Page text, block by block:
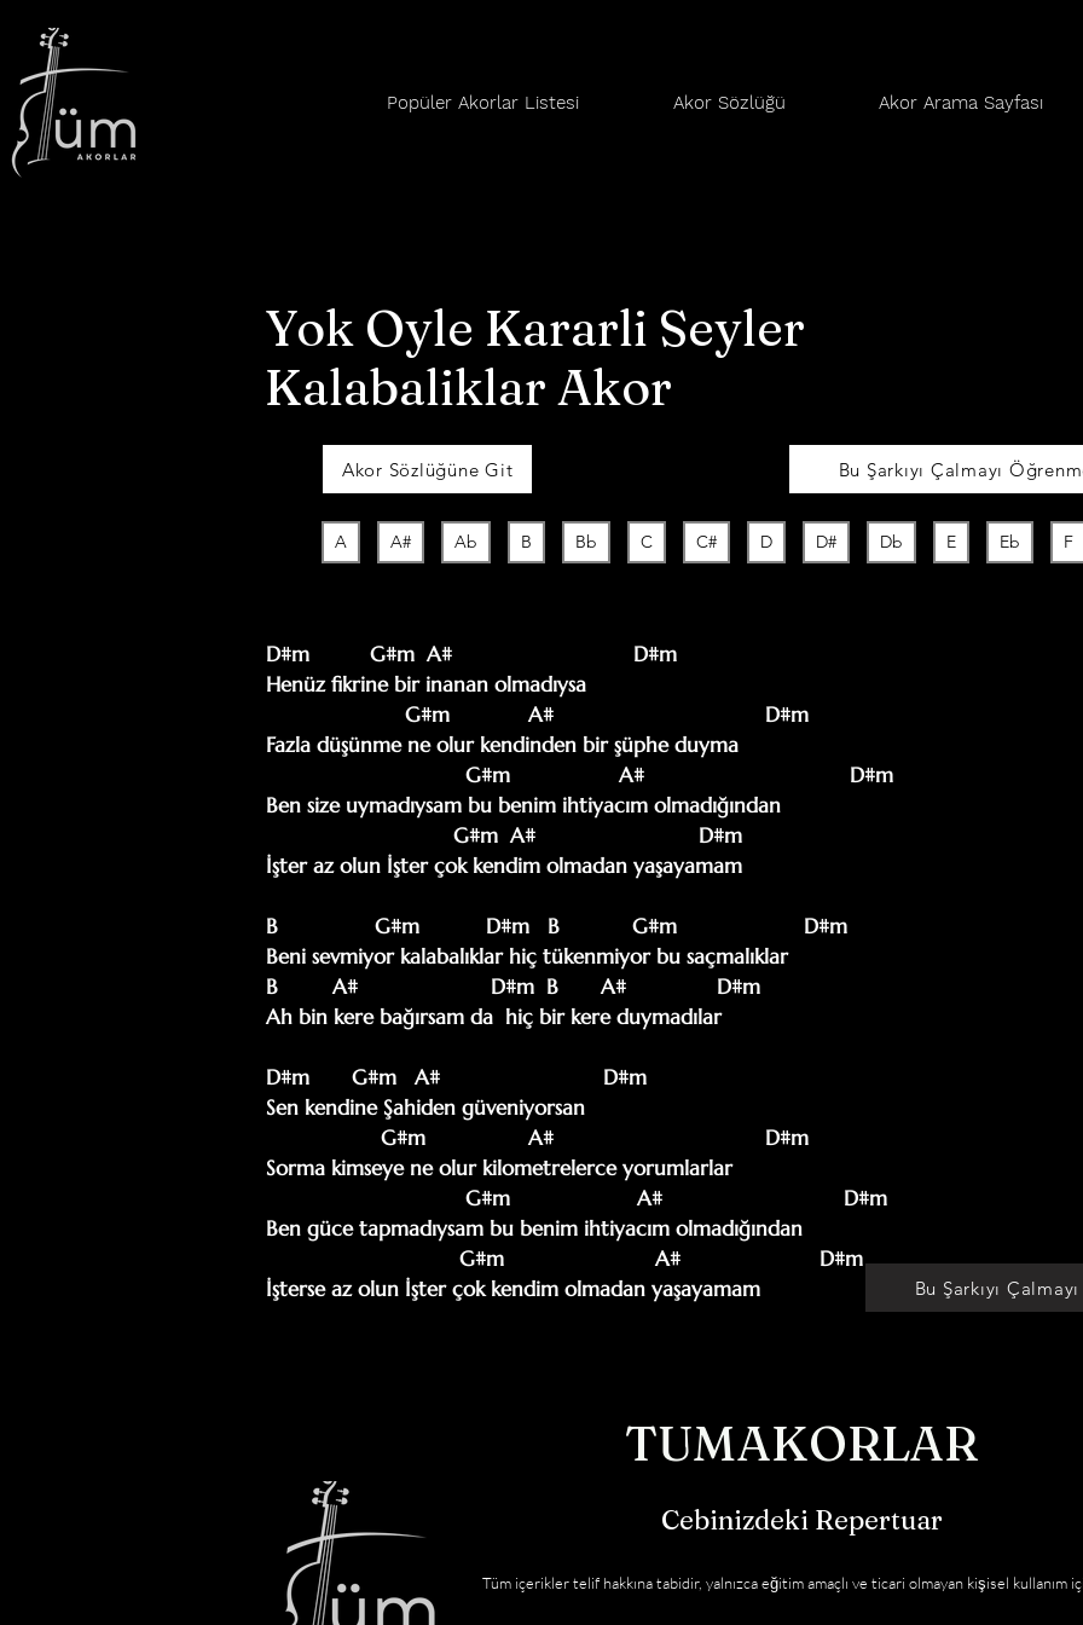
Popüler Akorlar Listesi Akor Sözlüğü Akor Arama Sayfası
Yok Oyle Kararli Seyler
Kalabaliklar Akor
Akor Sözlüğüne Git Bu Şarkıyı Çalmayı
A A# Ab B Bb C C# D D# Db E Eb F
D#m          G#m  A#                              D#m
Henüz fikrine bir inanan olmadıysa
Fazla düşünme ne olur kendinden bir şüphe duyma
Ben size uymadıysam bu benim ihtiyacım olmadığından
İşter az olun İşter çok kendim olmadan yaşayamam
B                G#m           D#m   B            G#m                     D#m
Beni sevmiyor kalabalıklar hiç tükenmiyor bu saçmalıklar
B         A#                      D#m  B       A#               D#m
Ah bin kere bağırsam da  hiç bir kere duymadılar
D#m       G#m   A#                           D#m
Sen kendine Şahiden güveniyorsan
Sorma kimseye ne olur kilometrelerce yorumlarlar
Ben güce tapmadıysam bu benim ihtiyacım olmadığından
İşterse az olun İşter çok kendim olmadan yaşayamam
Bu Şarkıyı
TUMAKORLAR
Cebinizdeki Repertuar
Tüm içerikler telif hakkına tabidir, yalnızca eğitim amaçlı ve ticari olmayan kişisel kullanım